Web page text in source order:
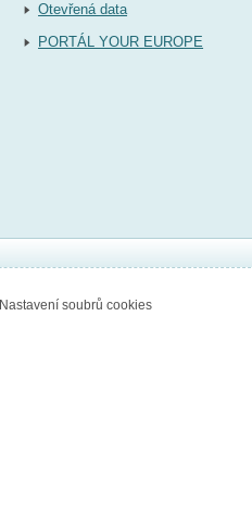
Otevřená data
PORTÁL YOUR EUROPE
Nastavení soubrů cookies